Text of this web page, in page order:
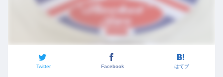
Twitter Facebook はてブ